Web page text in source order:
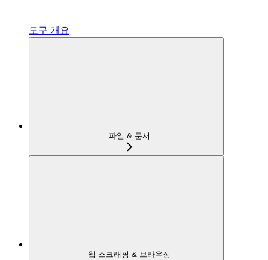
도구 개요
파일 & 문서
웹 스크래핑 & 브라우징